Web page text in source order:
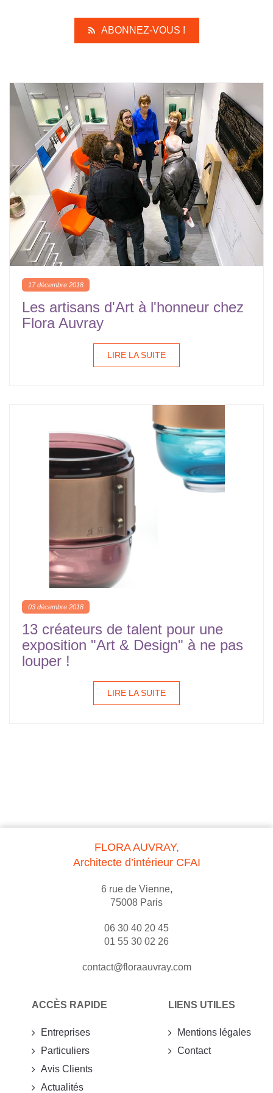
ABONNEZ-VOUS !
17 décembre 2018
Les artisans d'Art à l'honneur chez
Flora Auvray
LIRE LA SUITE
03 décembre 2018
13 créateurs de talent pour une
exposition "Art & Design" à ne pas
louper !
LIRE LA SUITE
FLORA AUVRAY,
Architecte d’intérieur CFAI
6 rue de Vienne,
75008 Paris
06 30 40 20 45
01 55 30 02 26
contact@floraauvray.com
ACCÈS RAPIDE
Entreprises
Particuliers
Avis Clients
Actualités
LIENS UTILES
Mentions légales
Contact